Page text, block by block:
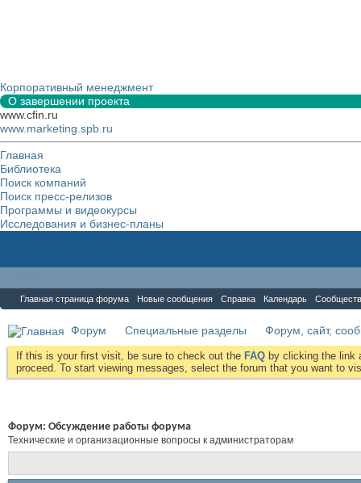
Корпоративный менеджмент
О завершении проекта
www.cfin.ru
www.marketing.spb.ru
Главная
Библиотека
Поиск компаний
Поиск пресс-релизов
Программы и видеокурсы
Исследования и бизнес-планы
Главная страница форума Новые сообщения Справка Календарь
Форум Специальные разделы Форум, сайт,
If this is your first visit, be sure to check out the FAQ by clicking the link
proceed. To start viewing messages, select the forum that you want to
Форум: Обсуждение работы форума
Технические и организационные вопросы к администраторам